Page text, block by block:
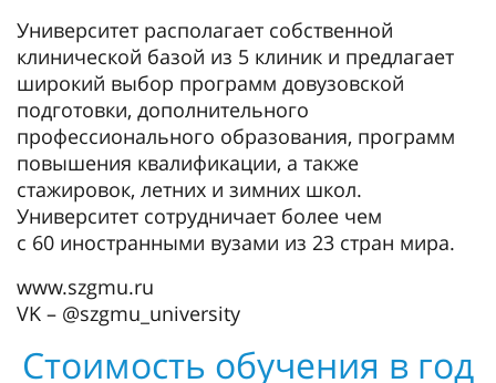
Университет располагает собственной
клинической базой из 5 клиник и предлагает
широкий выбор программ довузовской
подготовки, дополнительного
профессионального образования, программ
повышения квалификации, а также
стажировок, летних и зимних школ.
Университет сотрудничает более чем
с 60 иностранными вузами из 23 стран мира.
www.szgmu.ru
VK – @szgmu_university
Стоимость обучения в год